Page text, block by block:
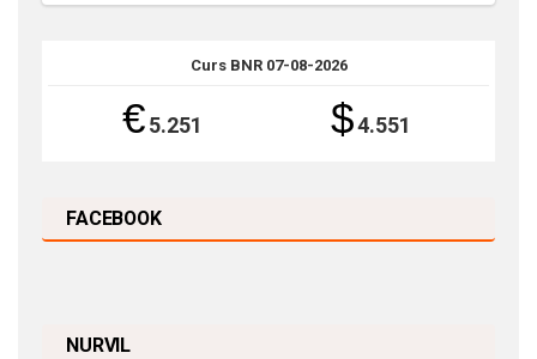
Curs BNR 07-08-2026
€5.251 $4.551
FACEBOOK
NURVIL